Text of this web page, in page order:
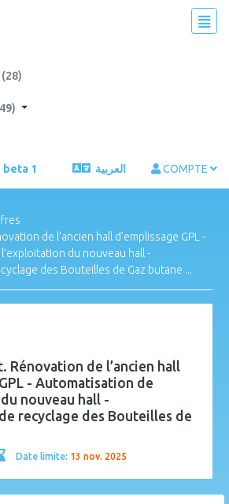
(28)
beta 1 العربية COMPTE
de l’ancien hall d’emplissage GPL -
du nouveau hall -
des Bouteilles de Gaz butane ...
Rénovation de l’ancien hall
- Automatisation de
nouveau hall -
recyclage des Bouteilles de
Date limite: 13 nov. 2025